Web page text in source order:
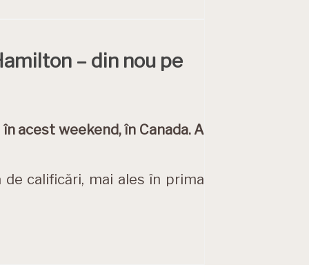
– din nou pe
acest weekend, în Canada. A
calificări, mai ales în prima